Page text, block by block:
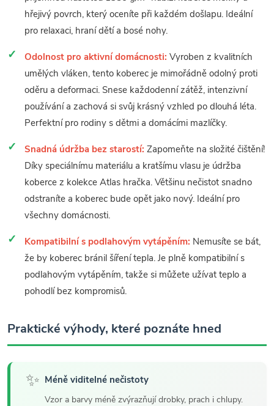
hřejivý povrch, který oceníte při každém došlapu. Ideální
pro relaxaci, hraní dětí a bosé nohy.
Odolnost pro aktivní domácnosti: Vyroben z kvalitních
umělých vláken, tento koberec je mimořádně odolný proti
oděru a deformaci. Snese každodenní zátěž, intenzivní
používání a zachová si svůj krásný vzhled po dlouhá léta.
Perfektní pro rodiny s dětmi a domácími mazlíčky.
Snadná údržba bez starostí: Zapomeňte na složité čištění!
Díky speciálnímu materiálu a kratšímu vlasu je údržba
koberce z kolekce Atlas hračka. Většinu nečistot snadno
odstraníte a koberec bude opět jako nový. Ideální pro
všechny domácnosti.
Kompatibilní s podlahovým vytápěním: Nemusíte se bát,
že by koberec bránil šíření tepla. Je plně kompatibilní s
podlahovým vytápěním, takže si můžete užívat teplo a
pohodlí bez kompromisů.
Praktické výhody, které poznáte hned
✨ Méně viditelné nečistoty
Vzor a barvy méně zvýrazňují drobky, prach i chlupy.